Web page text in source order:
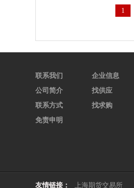
1
联系我们
公司简介
联系方式
免责申明
企业信息
找供应
找求购
友情链接： 上海期货交易所